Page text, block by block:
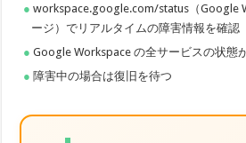
workspace.google.com/status（Google
ージ）でリアルタイムの障害情報を確認
Google Workspace の全サービスの状態
障害中の場合は復旧を待つ